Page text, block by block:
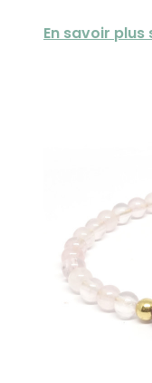
En savoir plus